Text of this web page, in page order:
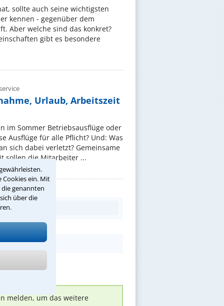
Cookies ein. Mit
genannten
über die
sollte auch seine wichtigsten
kennen - gegenüber dem
Aber welche sind das konkret?
gibt es besondere
Urlaub, Arbeitszeit
im Sommer Betriebsausflüge oder
Ausflüge für alle Pflicht? Und: Was
sich dabei verletzt? Gemeinsame
sollen die Mitarbeiter ...
melden, um das weitere